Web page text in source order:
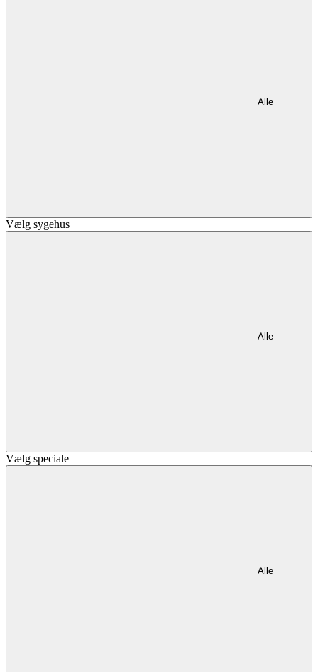
Alle
Vælg sygehus
Alle
Vælg speciale
Alle